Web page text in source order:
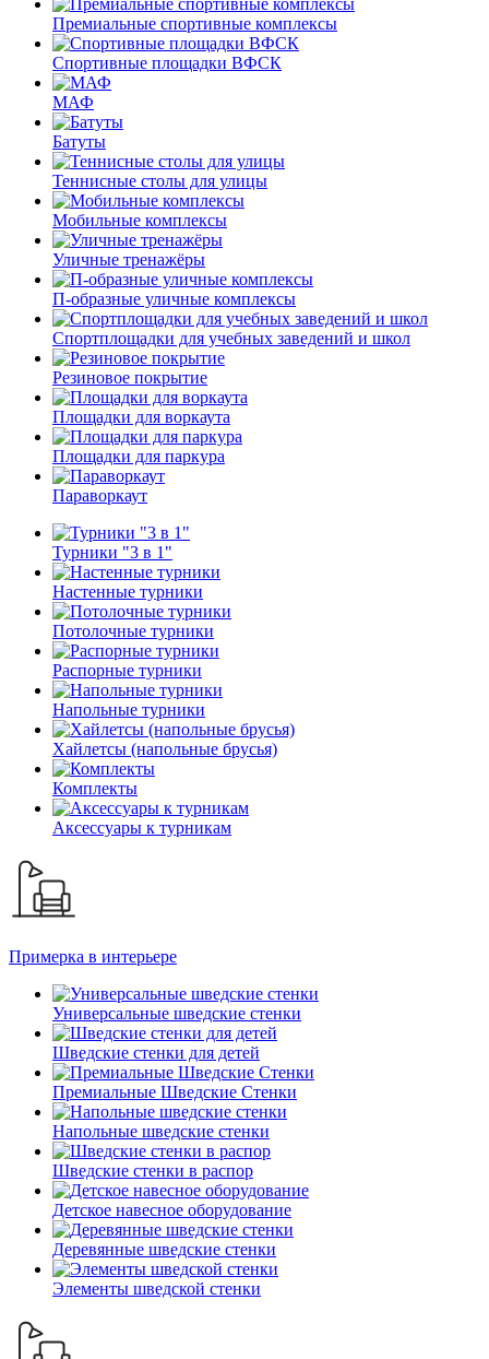
Премиальные спортивные комплексы
Спортивные площадки ВФСК
МАФ
Батуты
Теннисные столы для улицы
Мобильные комплексы
Уличные тренажёры
П-образные уличные комплексы
Спортплощадки для учебных заведений и школ
Резиновое покрытие
Площадки для воркаута
Площадки для паркура
Параворкаут
Турники "3 в 1"
Настенные турники
Потолочные турники
Распорные турники
Напольные турники
Хайлетсы (напольные брусья)
Комплекты
Аксессуары к турникам
Примерка в интерьере
Универсальные шведские стенки
Шведские стенки для детей
Премиальные Шведские Стенки
Напольные шведские стенки
Шведские стенки в распор
Детское навесное оборудование
Деревянные шведские стенки
Элементы шведской стенки